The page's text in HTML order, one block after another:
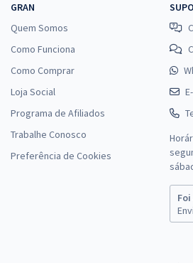
GRAN
Quem Somos
Como Funciona
Como Comprar
Loja Social
Programa de Afiliados
Trabalhe Conosco
Preferência de Cookies